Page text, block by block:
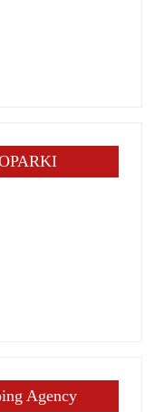
Agency